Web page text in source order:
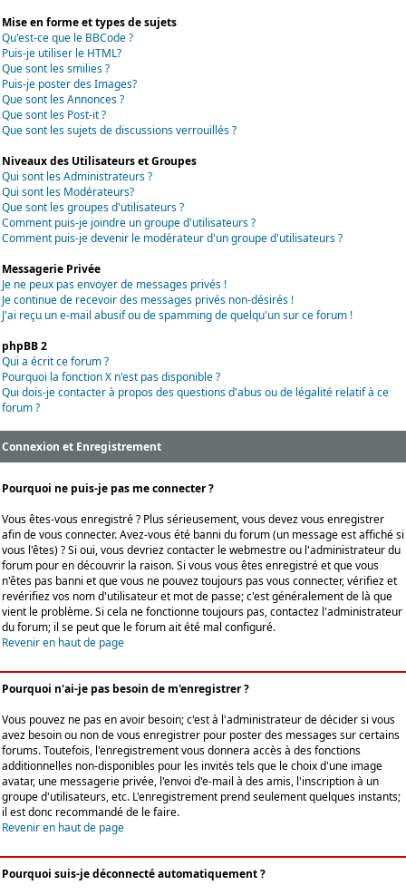
Mise en forme et types de sujets
Qu'est-ce que le BBCode ?
Puis-je utiliser le HTML?
Que sont les smilies ?
Puis-je poster des Images?
Que sont les Annonces ?
Que sont les Post-it ?
Que sont les sujets de discussions verrouillés ?
Niveaux des Utilisateurs et Groupes
Qui sont les Administrateurs ?
Qui sont les Modérateurs?
Que sont les groupes d'utilisateurs ?
Comment puis-je joindre un groupe d'utilisateurs ?
Comment puis-je devenir le modérateur d'un groupe d'utilisateurs ?
Messagerie Privée
Je ne peux pas envoyer de messages privés !
Je continue de recevoir des messages privés non-désirés !
J'ai reçu un e-mail abusif ou de spamming de quelqu'un sur ce forum !
phpBB 2
Qui a écrit ce forum ?
Pourquoi la fonction X n'est pas disponible ?
Qui dois-je contacter à propos des questions d'abus ou de légalité relatif à ce
forum ?
Connexion et Enregistrement
Pourquoi ne puis-je pas me connecter ?
Vous êtes-vous enregistré ? Plus sérieusement, vous devez vous enregistrer
afin de vous connecter. Avez-vous été banni du forum (un message est affiché si
vous l'êtes) ? Si oui, vous devriez contacter le webmestre ou l'administrateur du
forum pour en découvrir la raison. Si vous vous êtes enregistré et que vous
n'êtes pas banni et que vous ne pouvez toujours pas vous connecter, vérifiez et
revérifiez vos nom d'utilisateur et mot de passe; c'est généralement de là que
vient le problème. Si cela ne fonctionne toujours pas, contactez l'administrateur
du forum; il se peut que le forum ait été mal configuré.
Revenir en haut de page
Pourquoi n'ai-je pas besoin de m'enregistrer ?
Vous pouvez ne pas en avoir besoin; c'est à l'administrateur de décider si vous
avez besoin ou non de vous enregistrer pour poster des messages sur certains
forums. Toutefois, l'enregistrement vous donnera accès à des fonctions
additionnelles non-disponibles pour les invités tels que le choix d'une image
avatar, une messagerie privée, l'envoi d'e-mail à des amis, l'inscription à un
groupe d'utilisateurs, etc. L'enregistrement prend seulement quelques instants;
il est donc recommandé de le faire.
Revenir en haut de page
Pourquoi suis-je déconnecté automatiquement ?